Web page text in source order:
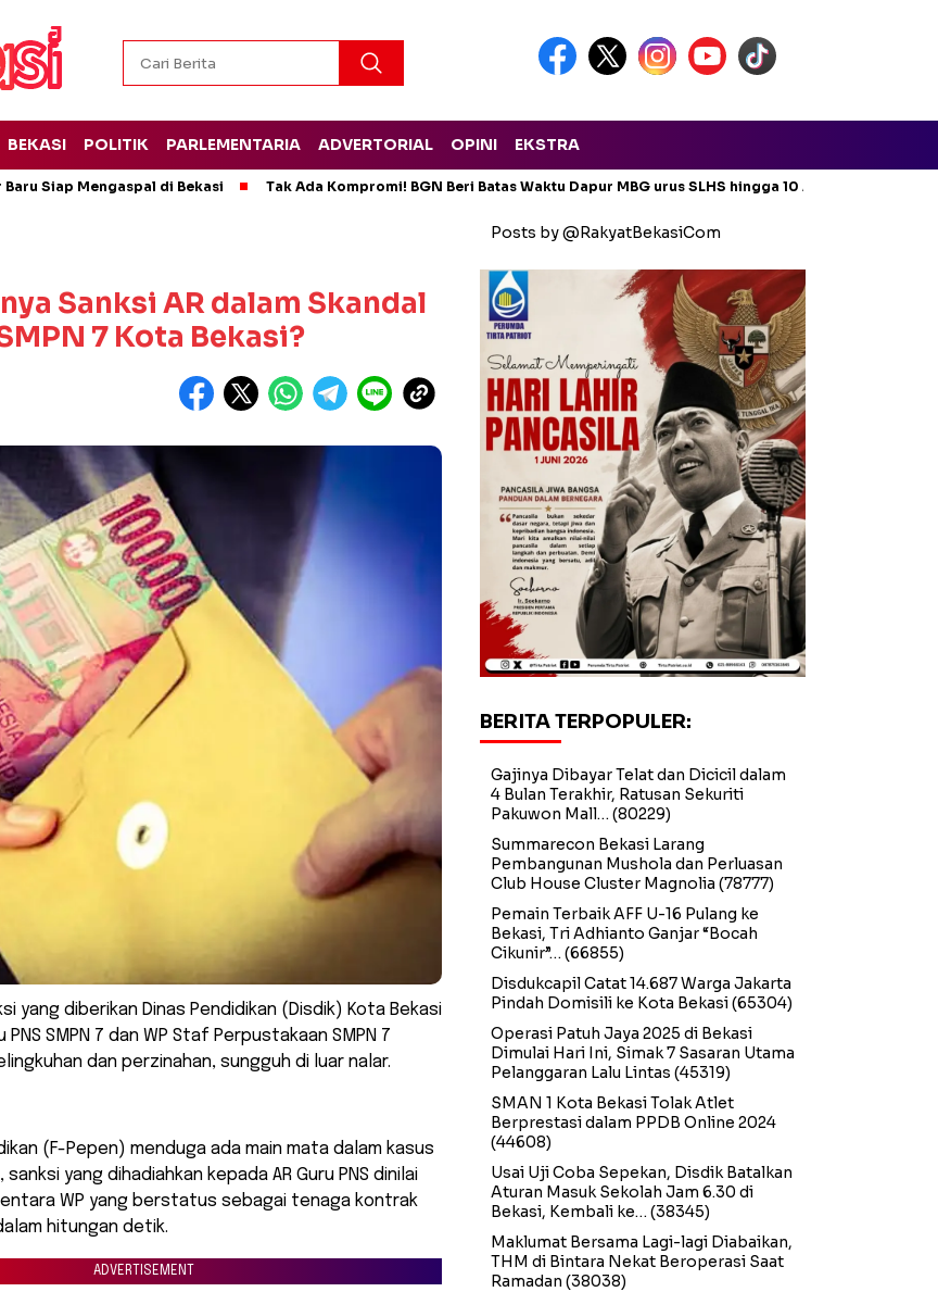
BEKASI POLITIK PARLEMENTARIA ADVERTORIAL OPINI EKSTRA
Siap Mengaspal di Bekasi Tak Ada Kompromi! BGN Beri Batas Waktu Dapur MBG urus SLHS hingga 10 Agustus 2026
Sanksi AR dalam Skandal
7 Kota Bekasi?
yang diberikan Dinas Pendidikan (Disdik) Kota Bekasi
PNS SMPN 7 dan WP Staf Perpustakaan SMPN 7
dan perzinahan, sungguh di luar nalar.
(F-Pepen) menduga ada main mata dalam kasus
yang dihadiahkan kepada AR Guru PNS dinilai
WP yang berstatus sebagai tenaga kontrak
hitungan detik.
ADVERTISEMENT
Posts by @RakyatBekasiCom
BERITA TERPOPULER:
Gajinya Dibayar Telat dan Dicicil dalam
4 Bulan Terakhir, Ratusan Sekuriti
Pakuwon Mall… (80229)
Summarecon Bekasi Larang
Pembangunan Mushola dan Perluasan
Club House Cluster Magnolia (78777)
Pemain Terbaik AFF U-16 Pulang ke
Bekasi, Tri Adhianto Ganjar “Bocah
Cikunir”… (66855)
Disdukcapil Catat 14.687 Warga Jakarta
Pindah Domisili ke Kota Bekasi(65304)
Operasi Patuh Jaya 2025 di Bekasi
Dimulai Hari Ini, Simak 7 Sasaran Utama
Pelanggaran Lalu Lintas (45319)
SMAN 1 Kota Bekasi Tolak Atlet
Berprestasi dalam PPDB Online 2024
(44608)
Usai Uji Coba Sepekan, Disdik Batalkan
Aturan Masuk Sekolah Jam 6.30 di
Bekasi, Kembali ke… (38345)
Maklumat Bersama Lagi-lagi Diabaikan,
THM di Bintara Nekat Beroperasi Saat
Ramadan (38038)